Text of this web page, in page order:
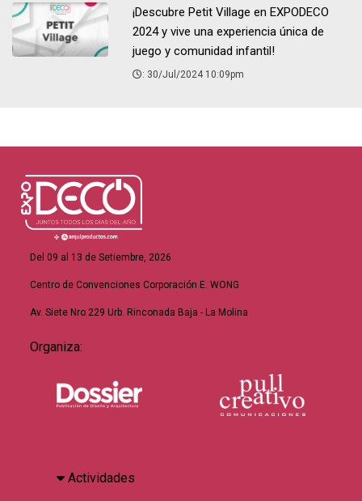
¡Descubre Petit Village en EXPODECO
2024 y vive una experiencia única de
juego y comunidad infantil!
: 30/Jul/2024 10:09pm
Del 09 al 13 de Setiembre, 2026
Centro de Convenciones Corporación E. WONG
Av. Siete Nro 229 Urb. Rinconada Baja - La Molina
Organiza:
Actividades